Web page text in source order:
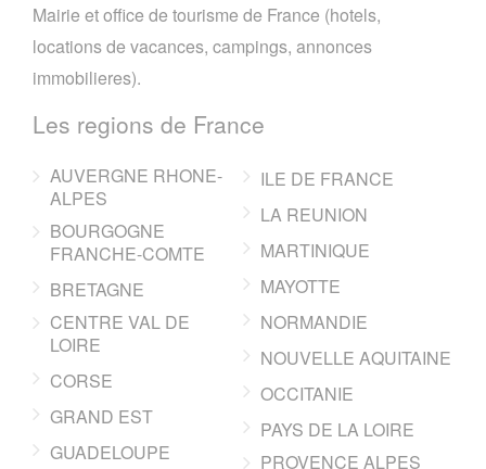
Mairie et office de tourisme de France (hotels,
locations de vacances, campings, annonces
immobilieres).
Les regions de France
AUVERGNE RHONE-
ALPES
BOURGOGNE
FRANCHE-COMTE
BRETAGNE
CENTRE VAL DE
LOIRE
CORSE
GRAND EST
GUADELOUPE
ILE DE FRANCE
LA REUNION
MARTINIQUE
MAYOTTE
NORMANDIE
NOUVELLE AQUITAINE
OCCITANIE
PAYS DE LA LOIRE
PROVENCE ALPES